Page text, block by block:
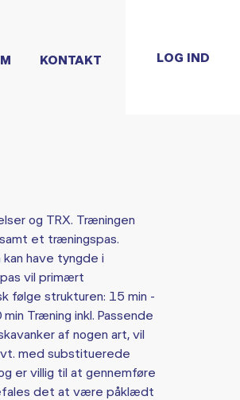
KONTAKT LOG IND
og TRX. Træningen
et træningspas.
have tyngde i
vil primært
følge strukturen: 15 min -
Træning inkl. Passende
af nogen art, vil
med substituerede
er villig til at gennemføre
det at være påklædt